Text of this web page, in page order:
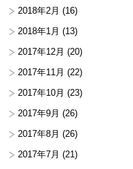
2018年2月 (16)
2018年1月 (13)
2017年12月 (20)
2017年11月 (22)
2017年10月 (23)
2017年9月 (26)
2017年8月 (26)
2017年7月 (21)